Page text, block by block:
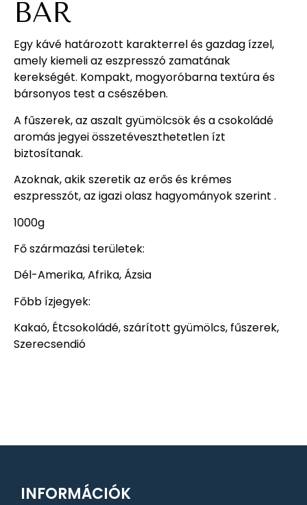
BAR
Egy kávé határozott karakterrel és gazdag ízzel,
amely kiemeli az eszpresszó zamatának
kerekségét. Kompakt, mogyoróbarna textúra és
bársonyos test a csészében.
A fűszerek, az aszalt gyümölcsök és a csokoládé
aromás jegyei összetéveszthetetlen ízt
biztosítanak.
Azoknak, akik szeretik az erős és krémes
eszpresszót, az igazi olasz hagyományok szerint .
1000g
Fő származási területek:
Dél-Amerika, Afrika, Ázsia
Főbb ízjegyek:
Kakaó, Étcsokoládé, szárított gyümölcs, fűszerek,
Szerecsendió
INFORMÁCIÓK